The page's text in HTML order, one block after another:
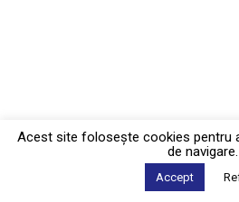
Acest site foloseşte cookies pentru
de navigare.
Accept